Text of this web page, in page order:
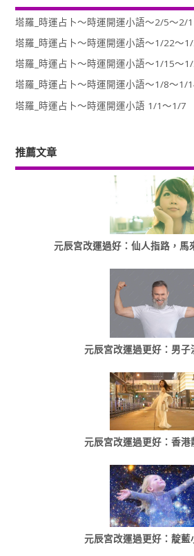
塔羅_時運占卜～時運開運小語～2/5～2/
塔羅_時運占卜～時運開運小語～1/22～
塔羅_時運占卜～時運開運小語～1/15～1/
塔羅_時運占卜～時運開運小語～1/8～1/
塔羅_時運占卜～時運開運小語 1/1～1/7
推薦文章
元辰宮改運過好：仙人指路，馬
元辰宮改運過更好：男子
元辰宮改運過更好：香港
元辰宮改運過更好：靛藍